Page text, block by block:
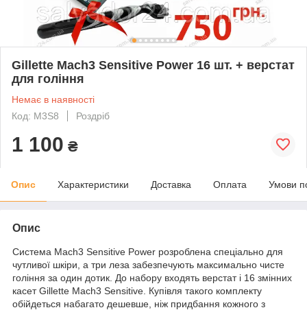
Gillette Mach3 Sensitive Power 16 шт. + верстат
для гоління
Немає в наявності
Код: M3S8
Роздріб
1 100 ₴
Опис Характеристики Доставка Оплата Умови
Опис
Система Mach3 Sensitive Power розроблена спеціально для
чутливої шкіри, а три леза забезпечують максимально чисте
гоління за один дотик. До набору входять верстат і 16 змінних
касет Gillette Mach3 Sensitive. Купівля такого комплекту
обійдеться набагато дешевше, ніж придбання кожного з